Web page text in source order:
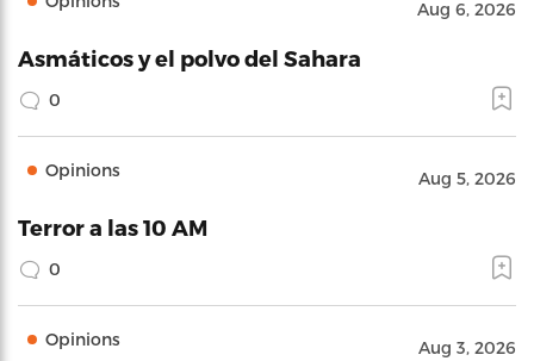
Aug 6, 2026
Asmáticos y el polvo del Sahara
0
Opinions Aug 5, 2026
Terror a las 10 AM
0
Opinions Aug 3, 2026